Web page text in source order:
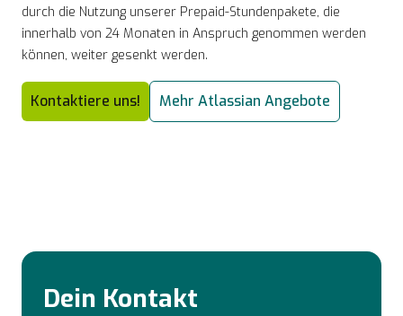
durch die Nutzung unserer Prepaid-Stundenpakete, die
innerhalb von 24 Monaten in Anspruch genommen werden
können, weiter gesenkt werden.
Kontaktiere uns! Mehr Atlassian Angebote
Dein Kontakt